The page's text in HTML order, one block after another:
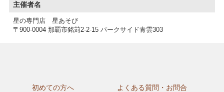
主催者名
星の専門店 星あそび
〒900-0004 那覇市銘苅2-2-15 パークサイド青雲303
初めての方へ
よくある質問・お問合